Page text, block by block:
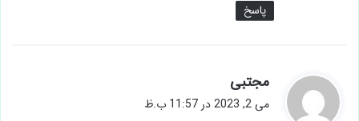
پاسخ
مجتبی
ف
می 2, 2023 در 11:57 ب.ظ